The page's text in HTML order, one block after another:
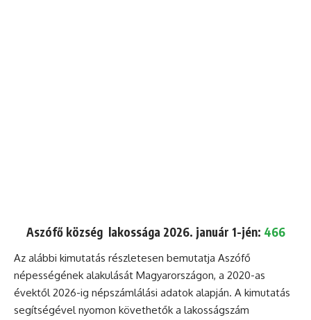
Aszófő község lakossága 2026. január 1-jén: 466
Az alábbi kimutatás részletesen bemutatja Aszófő
népességének alakulását Magyarországon, a 2020-as
évektől 2026-ig népszámlálási adatok alapján. A kimutatás
segítségével nyomon követhetők a lakosságszám